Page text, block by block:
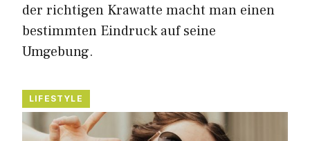
der richtigen Krawatte macht man einen
bestimmten Eindruck auf seine
Umgebung.
LIFESTYLE